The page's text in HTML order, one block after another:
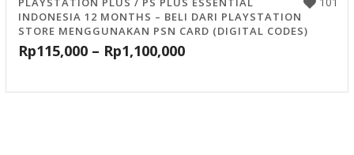
INDONESIA 12 MONTHS – BELI DARI PLAYSTATION
STORE MENGGUNAKAN PSN CARD (DIGITAL CODES)
Rp115,000 – Rp1,100,000